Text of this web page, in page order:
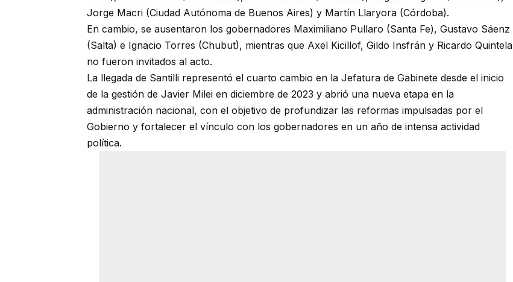
Jorge Macri (Ciudad Autónoma de Buenos Aires) y Martín Llaryora (Córdoba).
En cambio, se ausentaron los gobernadores Maximiliano Pullaro (Santa Fe), Gustavo Sáenz
(Salta) e Ignacio Torres (Chubut), mientras que Axel Kicillof, Gildo Insfrán y Ricardo Quintela
no fueron invitados al acto.
La llegada de Santilli representó el cuarto cambio en la Jefatura de Gabinete desde el inicio
de la gestión de Javier Milei en diciembre de 2023 y abrió una nueva etapa en la
administración nacional, con el objetivo de profundizar las reformas impulsadas por el
Gobierno y fortalecer el vínculo con los gobernadores en un año de intensa actividad
política.